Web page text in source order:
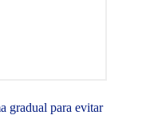
gradual para evitar